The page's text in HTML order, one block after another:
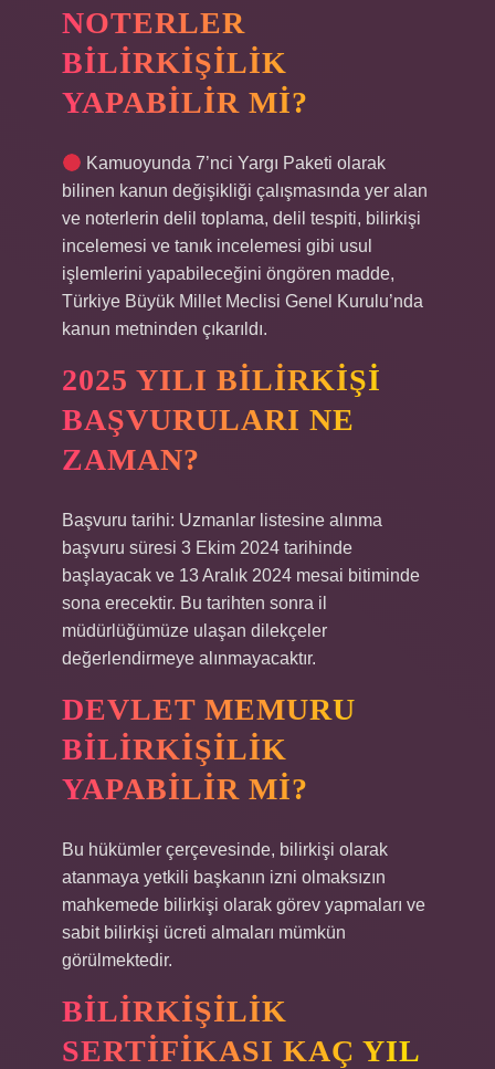
NOTERLER
BILIRKIŞILIK
YAPABILIR MI?
Kamuoyunda 7’nci Yargı Paketi olarak
bilinen kanun değişikliği çalışmasında yer alan
ve noterlerin delil toplama, delil tespiti, bilirkişi
incelemesi ve tanık incelemesi gibi usul
işlemlerini yapabileceğini öngören madde,
Türkiye Büyük Millet Meclisi Genel Kurulu’nda
kanun metninden çıkarıldı.
2025 YILI BILIRKIŞI
BAŞVURULARI NE
ZAMAN?
Başvuru tarihi: Uzmanlar listesine alınma
başvuru süresi 3 Ekim 2024 tarihinde
başlayacak ve 13 Aralık 2024 mesai bitiminde
sona erecektir. Bu tarihten sonra il
müdürlüğümüze ulaşan dilekçeler
değerlendirmeye alınmayacaktır.
DEVLET MEMURU
BILIRKIŞILIK
YAPABILIR MI?
Bu hükümler çerçevesinde, bilirkişi olarak
atanmaya yetkili başkanın izni olmaksızın
mahkemede bilirkişi olarak görev yapmaları ve
sabit bilirkişi ücreti almaları mümkün
görülmektedir.
BILIRKIŞILIK
SERTIFIKASI KAÇ YIL